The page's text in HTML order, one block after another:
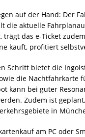
auf der Hand: Der
die aktuelle
trägt das e-Ticket
kauft, profitiert
Schritt bietet die
die Nachtfahrkarte
kann bei guter
Zudem ist
in
am PC oder